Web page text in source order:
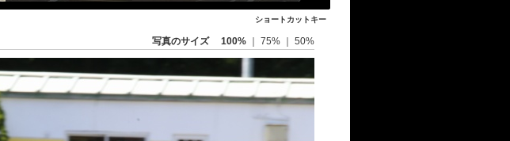
ショートカットキー
写真のサイズ 100% 75% 50%